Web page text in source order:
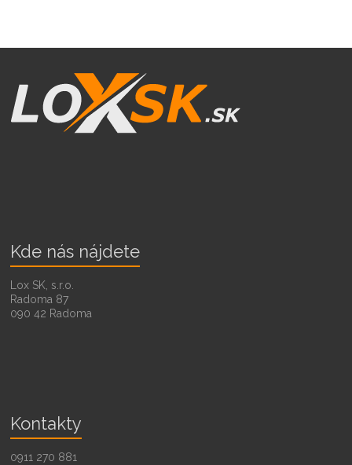
Kde nás nájdete
Lox SK, s.r.o.
Radoma 87
090 42 Radoma
Kontakty
0911 270 881